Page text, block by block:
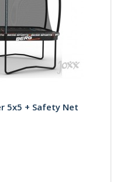
5x5 + Safety Net